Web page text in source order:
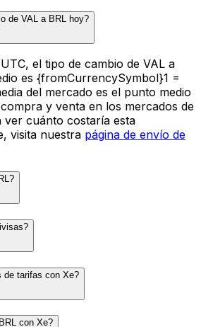
de VAL a BRL hoy?
el tipo de cambio de VAL a
es {fromCurrencySymbol}1 =
del mercado es el punto medio
y venta en los mercados de
ver cuánto costaría esta
visita nuestra página de envío de
de tarifas con Xe?
con Xe?